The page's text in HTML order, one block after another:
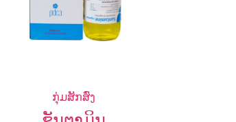
ກຸ່ມສັກສົ່ງ